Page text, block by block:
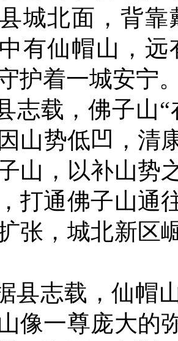
城北面，背
有仙帽山，
护着一城安宁
志载，佛子山
山势低凹，清
山，以补山势
打通佛子山通
张，城北新区
县志载，仙帽
像一尊庞大的